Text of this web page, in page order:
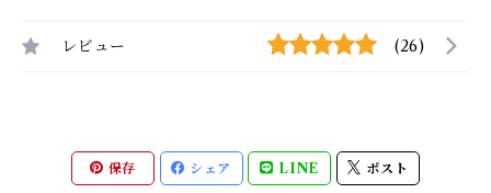
レビュー (26)
保存 シェア LINE ポスト